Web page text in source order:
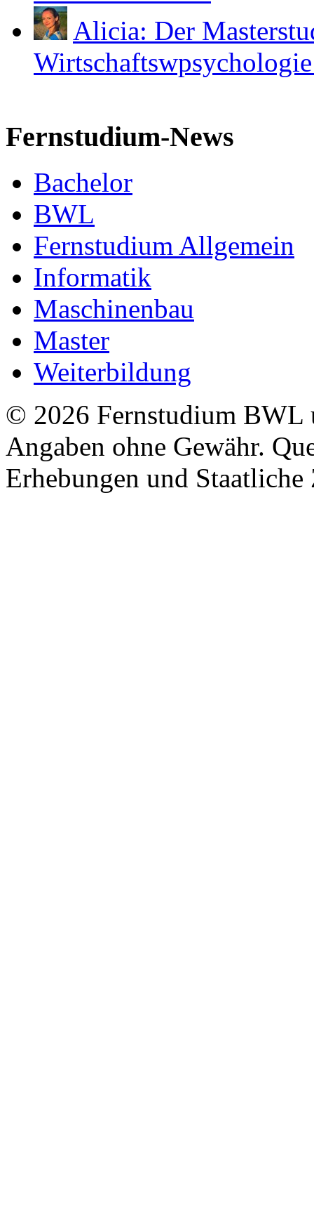
Alicia: Der
Fernstudium-News
Bachelor
BWL
Fernstudium Allgemein
Informatik
Maschinenbau
Master
Weiterbildung
© 2026 Fernstudium BWL
Angaben ohne Gewähr.
Erhebungen und